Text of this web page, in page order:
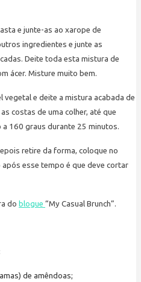
e junte-as ao xarope de
ingredientes e junte as
Deite toda esta mistura de
ácer. Misture muito bem.
e deite a mistura acabada de
costas de uma colher, até que
160 graus durante 25 minutos.
retire da forma, coloque no
esse tempo é que deve cortar
do blogue “My Casual Brunch”.
de amêndoas;